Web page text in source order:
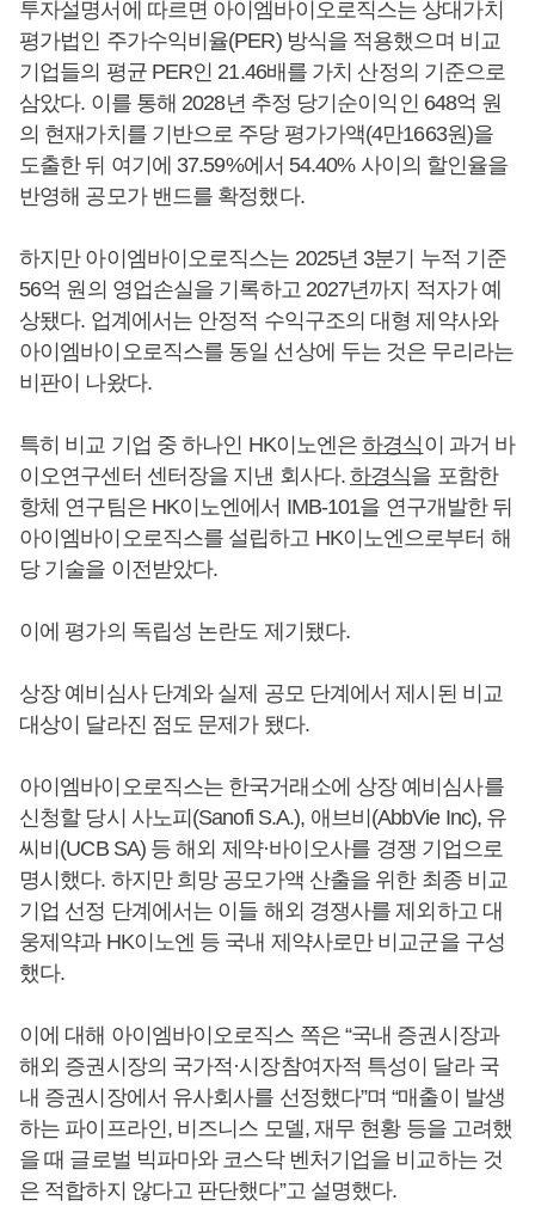
투자설명서에 따르면 아이엠바이오로직스는 상대가치
평가법인 주가수익비율(PER) 방식을 적용했으며 비교
기업들의 평균 PER인 21.46배를 가치 산정의 기준으로
삼았다. 이를 통해 2028년 추정 당기순이익인 648억 원
의 현재가치를 기반으로 주당 평가가액(4만1663원)을
도출한 뒤 여기에 37.59%에서 54.40% 사이의 할인율을
반영해 공모가 밴드를 확정했다.
하지만 아이엠바이오로직스는 2025년 3분기 누적 기준
56억 원의 영업손실을 기록하고 2027년까지 적자가 예
상됐다. 업계에서는 안정적 수익구조의 대형 제약사와
아이엠바이오로직스를 동일 선상에 두는 것은 무리라는
비판이 나왔다.
특히 비교 기업 중 하나인 HK이노엔은하경식이 과거 바
이오연구센터 센터장을 지낸 회사다.하경식을 포함한
항체 연구팀은 HK이노엔에서 IMB-101을 연구개발한 뒤
아이엠바이오로직스를 설립하고 HK이노엔으로부터 해
당 기술을 이전받았다.
이에 평가의 독립성 논란도 제기됐다.
상장 예비심사 단계와 실제 공모 단계에서 제시된 비교
대상이 달라진 점도 문제가 됐다.
아이엠바이오로직스는 한국거래소에 상장 예비심사를
신청할 당시 사노피(Sanofi S.A.), 애브비(AbbVie Inc), 유
씨비(UCB SA) 등 해외 제약·바이오사를 경쟁 기업으로
명시했다. 하지만 희망 공모가액 산출을 위한 최종 비교
기업 선정 단계에서는 이들 해외 경쟁사를 제외하고 대
웅제약과 HK이노엔 등 국내 제약사로만 비교군을 구성
했다.
이에 대해 아이엠바이오로직스 쪽은 “국내 증권시장과
해외 증권시장의 국가적·시장참여자적 특성이 달라 국
내 증권시장에서 유사회사를 선정했다”며 “매출이 발생
하는 파이프라인, 비즈니스 모델, 재무 현황 등을 고려했
을 때 글로벌 빅파마와 코스닥 벤처기업을 비교하는 것
은 적합하지 않다고 판단했다”고 설명했다.